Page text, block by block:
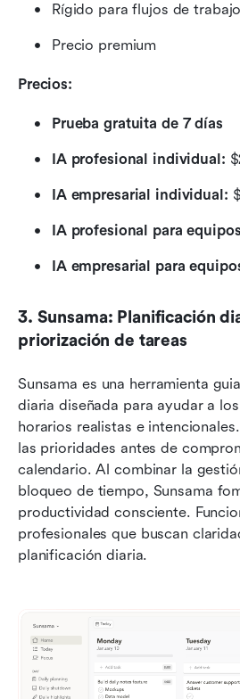
Rígido para flujos de
Precio premium
Precios:
Prueba gratuita de 7 días
IA profesional individual:
IA empresarial individual:
IA profesional para
IA empresarial para
3. Sunsama: Planificación
priorización de tareas
Sunsama es una herramienta
diaria diseñada para ayudar a
horarios realistas e
las prioridades antes de
calendario. Al combinar la
bloqueo de tiempo, Sunsama
productividad consciente.
profesionales que buscan
planificación diaria.